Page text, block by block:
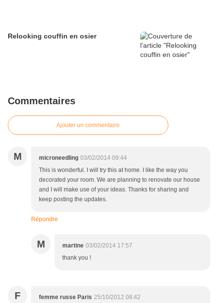
Relooking couffin en osier
Commentaires
Ajouter un commentaire
M microneedling 03/02/2014 09:44
This is wonderful. I will try this at home. I like the way you
decorated your room. We are planning to renovate our house
and I will make use of your ideas. Thanks for sharing and
keep posting the updates.
Répondre
M martine 03/02/2014 17:57
thank you !
F femme russe Paris 25/10/2012 08:42